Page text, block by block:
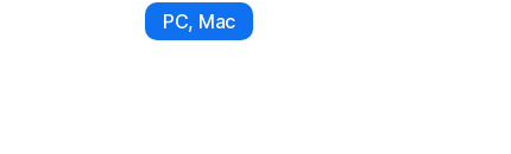
PC, Mac